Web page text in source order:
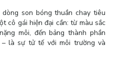
son bóng thuần chay tiêu
cô gái hiện đại cần: từ màu sắc
môi, đến bảng thành phần
là sự tử tế với môi trường và